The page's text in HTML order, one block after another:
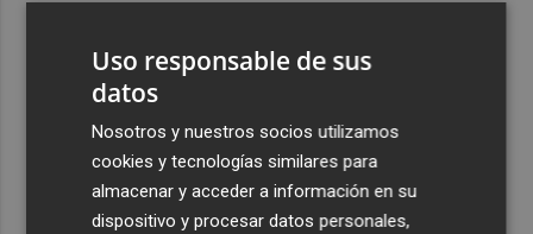
la atención al nacimiento
El proyecto 'Gramola' evalúa estrategias sostenibles
para reducir las alteraciones internas de la granada
mollar de Elche
El talento murciano conquista Cimeria: Dagnino ilustra
'Aguas peligrosas' de Conan el Bárbaro
Uso responsable de sus
datos
Nosotros y nuestros socios utilizamos
cookies y tecnologías similares para
almacenar y acceder a información en su
dispositivo y procesar datos personales,